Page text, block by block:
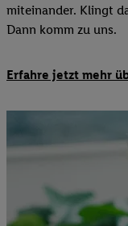
miteinander. Klingt
Dann komm zu uns.​
Erfahre jetzt mehr